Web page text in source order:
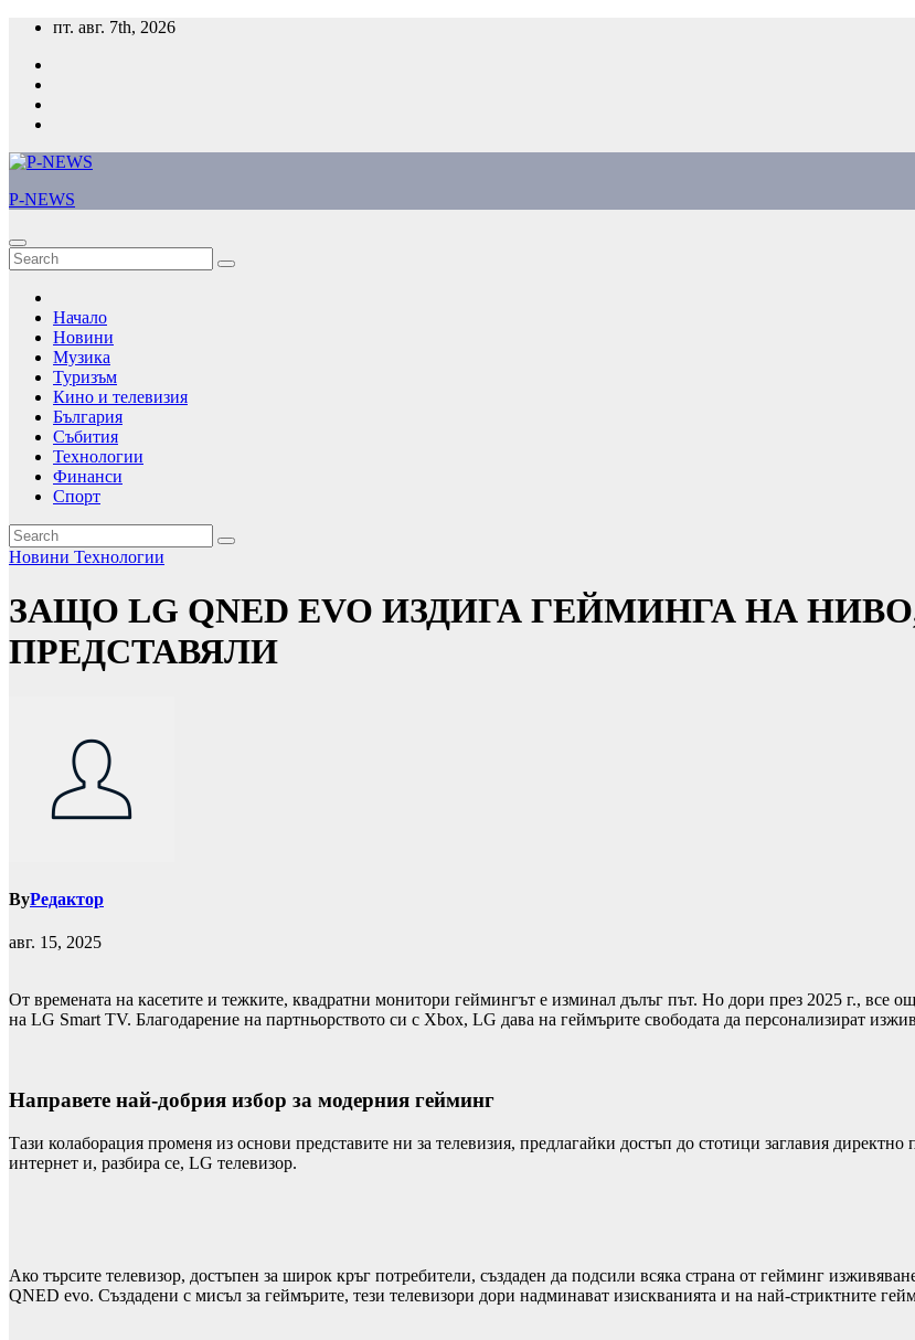
Skip
content
пт. авг. 7th, 2026
P-NEWS
Начало
Новини
Музика
Туризъм
Кино и телевизия
България
Събития
Технологии
Финанси
Спорт
Новини Технологии
ЗАЩО LG QNED EVO ИЗДИГА ГЕЙМИНГА НА
ПРЕДСТАВЯЛИ
ByРедактор
авг. 15, 2025
От времената на касетите и тежките, квадратни монитори геймингът е изминал дълъг път. Но дори през 2025 г.,
на LG Smart TV. Благодарение на партньорството си с Xbox, LG дава на геймърите свободата да персонализират
Направете най-добрия избор за модерния гейминг
Тази колаборация променя из основи представите ни за телевизия, предлагайки достъп до стотици заглавия
интернет и, разбира се, LG телевизор.
Ако търсите телевизор, достъпен за широк кръг потребители, създаден да подсили всяка страна от гейминг
QNED evo. Създадени с мисъл за геймърите, тези телевизори дори надминават изискванията и на най-стриктните